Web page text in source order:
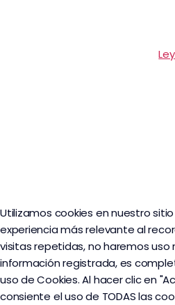
Utilizamos cookies en nuestro
experiencia más relevante al
visitas repetidas, no haremos uso
información registrada, es
uso de Cookies. Al hacer clic en
consiente el uso de TODAS las